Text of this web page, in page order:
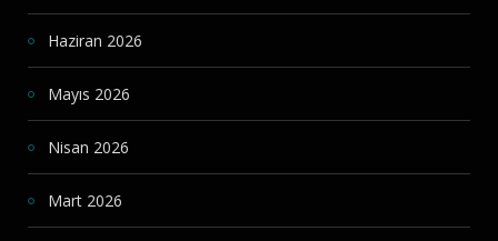
Haziran 2026
Mayıs 2026
Nisan 2026
Mart 2026